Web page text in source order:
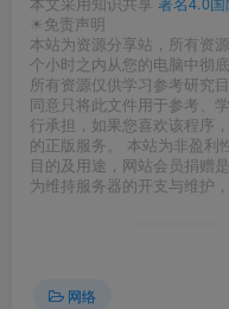
☀免责声明
本站为资源分享站，所有资
个小时之内从您的电脑中彻
所有资源仅供学习参考研究
同意只将此文件用于参考、
行承担，如果您喜欢该程序
的正版服务。 本站为非盈利
目的及用途，网站会员捐赠
为维持服务器的开支与维护
网络